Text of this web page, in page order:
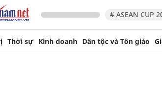
# ASEAN CUP
Thời sự Kinh doanh Dân tộc và Tôn giáo